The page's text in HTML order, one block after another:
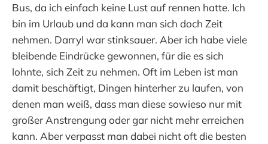
Bus, da ich einfach keine Lust auf rennen hatte. Ich
bin im Urlaub und da kann man sich doch Zeit
nehmen. Darryl war stinksauer. Aber ich habe viele
bleibende Eindrücke gewonnen, für die es sich
lohnte, sich Zeit zu nehmen. Oft im Leben ist man
damit beschäftigt, Dingen hinterher zu laufen, von
denen man weiß, dass man diese sowieso nur mit
großer Anstrengung oder gar nicht mehr erreichen
kann. Aber verpasst man dabei nicht oft die besten